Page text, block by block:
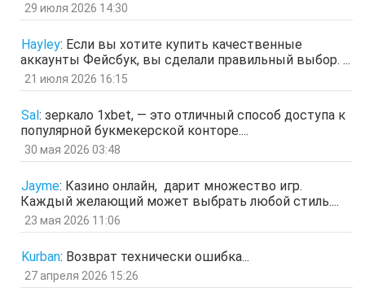
ащрд
отв. цит.
Гость
ыЩЧЭ
отв. цит.
Гость
ЗОл
отв. цит.
Гость 5 мар 2026, 12:20
оЭЬЧ
SPPS 2 мар 2026, 16:19
ау, есть кто живой здесь?)
Гость
29 июля 2026 14:30
Hayley: Если вы хотите купить качественные
аккаунты Фейсбук, вы сделали правильный выбор. ...
21 июля 2026 16:15
Sal: зеркало 1xbet, — это отличный способ доступа к
популярной букмекерской конторе....
30 мая 2026 03:48
Jayme: Казино онлайн, дарит множество игр.
Каждый желающий может выбрать любой стиль....
23 мая 2026 11:06
Kurban: Возврат технически ошибка...
27 апреля 2026 15:26